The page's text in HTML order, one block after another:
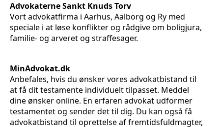
Advokaterne Sankt Knuds Torv
Vort advokatfirma i Aarhus, Aalborg og Ry med
speciale i at løse konflikter og rådgive om boligjura,
familie- og arveret og straffesager.
MinAdvokat.dk
Anbefales, hvis du ønsker vores advokatbistand til
at få dit testamente individuelt tilpasset. Meddel
dine ønsker online. En erfaren advokat udformer
testamentet og sender det til dig. Du kan også få
advokatbistand til oprettelse af fremtidsfuldmagter,